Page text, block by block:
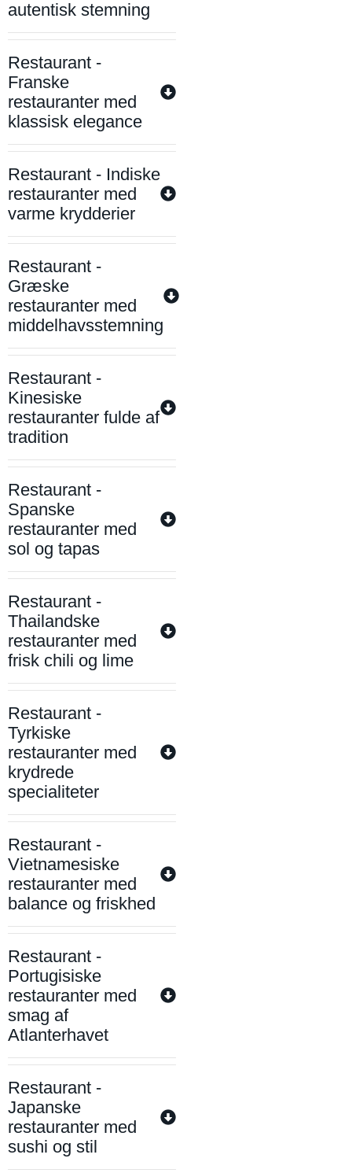
autentisk stemning
Restaurant -
Franske
restauranter med
klassisk elegance
Restaurant - Indiske
restauranter med
varme krydderier
Restaurant -
Græske
restauranter med
middelhavsstemning
Restaurant -
Kinesiske
restauranter fulde af
tradition
Restaurant -
Spanske
restauranter med
sol og tapas
Restaurant -
Thailandske
restauranter med
frisk chili og lime
Restaurant -
Tyrkiske
restauranter med
krydrede
specialiteter
Restaurant -
Vietnamesiske
restauranter med
balance og friskhed
Restaurant -
Portugisiske
restauranter med
smag af
Atlanterhavet
Restaurant -
Japanske
restauranter med
sushi og stil